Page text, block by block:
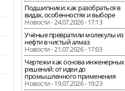
Подшипники: как разобраться в
видах, особенностях и выборе
Новости - 24.07.2026 - 17:13
Учёные превратили молекулы из
нефти в чистый алмаз
Новости - 21.07.2026 - 17:03
Чертежи как основа инженерных
решений: от идеи до
промышленного применения
Новости - 19.07.2026 - 19:23